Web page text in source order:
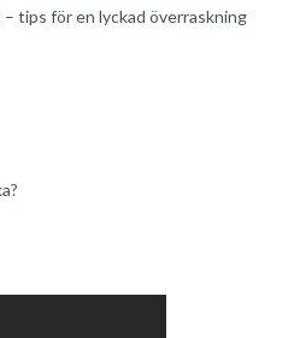
tips för en lyckad överraskning